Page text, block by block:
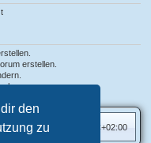
den
zu
erstellen.
Alle Zeiten sind UTC+02:00